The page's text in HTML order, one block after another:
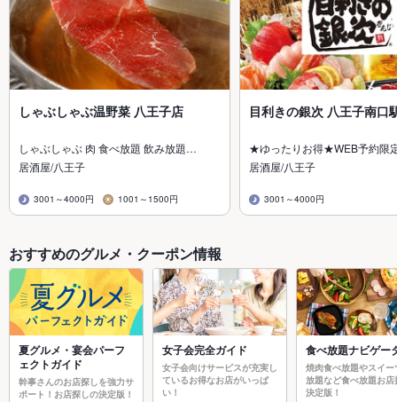
しゃぶしゃぶ温野菜 八王子店
しゃぶしゃぶ 肉 食べ放題 飲み放題…
居酒屋/八王子
3001～4000円 1001～1500円
目利きの銀次 八王子南口
★ゆったりお得★WEB予約限
居酒屋/八王子
3001～4000円
おすすめのグルメ・クーポン情報
夏グルメ・宴会パーフ
ェクトガイド
幹事さんのお店探しを強力サ
ポート！お店探しの決定版！
女子会完全ガイド
女子会向けサービスが充実し
ているお得なお店がいっぱ
い！
食べ放題ナビゲー
焼肉食べ放題やスイー
放題など食べ放題お店
決定版！